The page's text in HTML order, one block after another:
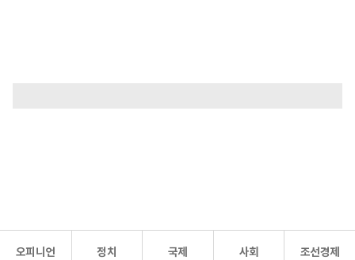
오피니언 정치 국제 사회 조선경제